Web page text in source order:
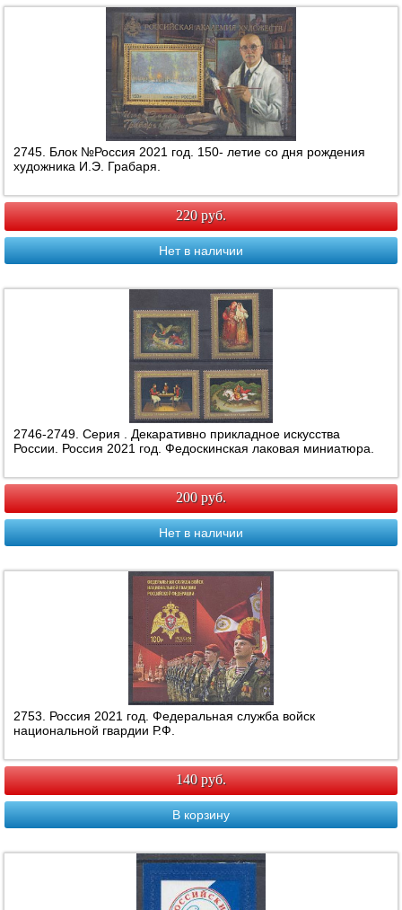
2745. Блок №Россия 2021 год. 150- летие со дня рождения
художника И.Э. Грабаря.
220 руб.
Нет в наличии
2746-2749. Серия . Декаративно прикладное искусства
России. Россия 2021 год. Федоскинская лаковая миниатюра.
200 руб.
Нет в наличии
2753. Россия 2021 год. Федеральная служба войск
национальной гвардии Р.Ф.
140 руб.
В корзину